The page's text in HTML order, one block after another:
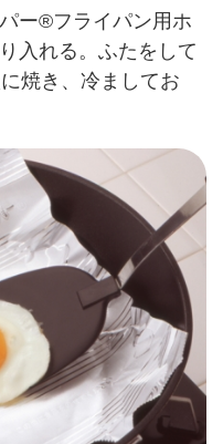
ー®フライパン用ホ
入れる。ふたをして
焼き、冷ましてお